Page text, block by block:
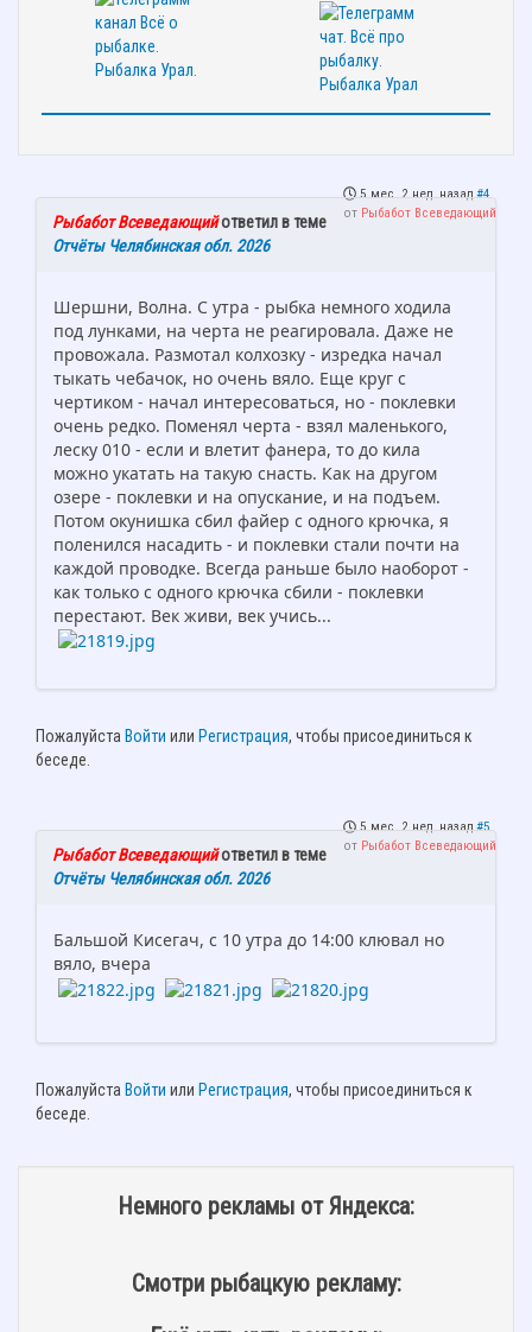
5 мес. 2 нед. назад #4
от Рыбабот Всеведающий
Рыбабот Всеведающийответил в теме
Отчёты Челябинская обл. 2026
Шершни, Волна. С утра - рыбка немного ходила
под лунками, на черта не реагировала. Даже не
провожала. Размотал колхозку - изредка начал
тыкать чебачок, но очень вяло. Еще круг с
чертиком - начал интересоваться, но - поклевки
очень редко. Поменял черта - взял маленького,
леску 010 - если и влетит фанера, то до кила
можно укатать на такую снасть. Как на другом
озере - поклевки и на опускание, и на подъем.
Потом окунишка сбил файер с одного крючка, я
поленился насадить - и поклевки стали почти на
каждой проводке. Всегда раньше было наоборот -
как только с одного крючка сбили - поклевки
перестают. Век живи, век учись...
Пожалуйста Войти или Регистрация, чтобы присоединиться к
беседе.
5 мес. 2 нед. назад #5
от Рыбабот Всеведающий
Рыбабот Всеведающийответил в теме
Отчёты Челябинская обл. 2026
Бальшой Кисегач, с 10 утра до 14:00 клювал но
вяло, вчера
Пожалуйста Войти или Регистрация, чтобы присоединиться к
беседе.
Немного рекламы от Яндекса:
Смотри рыбацкую рекламу: